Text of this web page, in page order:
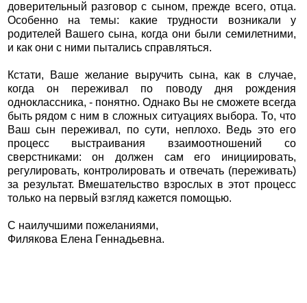
доверительный разговор с сыном, прежде всего, отца.
Особенно на темы: какие трудности возникали у
родителей Вашего сына, когда они были семилетними,
и как они с ними пытались справляться.
Кстати, Ваше желание выручить сына, как в случае,
когда он переживал по поводу дня рождения
одноклассника, - понятно. Однако Вы не сможете всегда
быть рядом с ним в сложных ситуациях выбора. То, что
Ваш сын переживал, по сути, неплохо. Ведь это его
процесс выстраивания взаимоотношений со
сверстниками: он должен сам его инициировать,
регулировать, контролировать и отвечать (переживать)
за результат. Вмешательство взрослых в этот процесс
только на первый взгляд кажется помощью.
С наилучшими пожеланиями,
Филякова Елена Геннадьевна.